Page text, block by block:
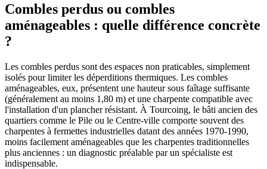
Combles perdus ou combles
aménageables : quelle différence concrète
?
Les combles perdus sont des espaces non praticables, simplement
isolés pour limiter les déperditions thermiques. Les combles
aménageables, eux, présentent une hauteur sous faîtage suffisante
(généralement au moins 1,80 m) et une charpente compatible avec
l'installation d'un plancher résistant. À Tourcoing, le bâti ancien des
quartiers comme le Pile ou le Centre-ville comporte souvent des
charpentes à fermettes industrielles datant des années 1970-1990,
moins facilement aménageables que les charpentes traditionnelles
plus anciennes : un diagnostic préalable par un spécialiste est
indispensable.